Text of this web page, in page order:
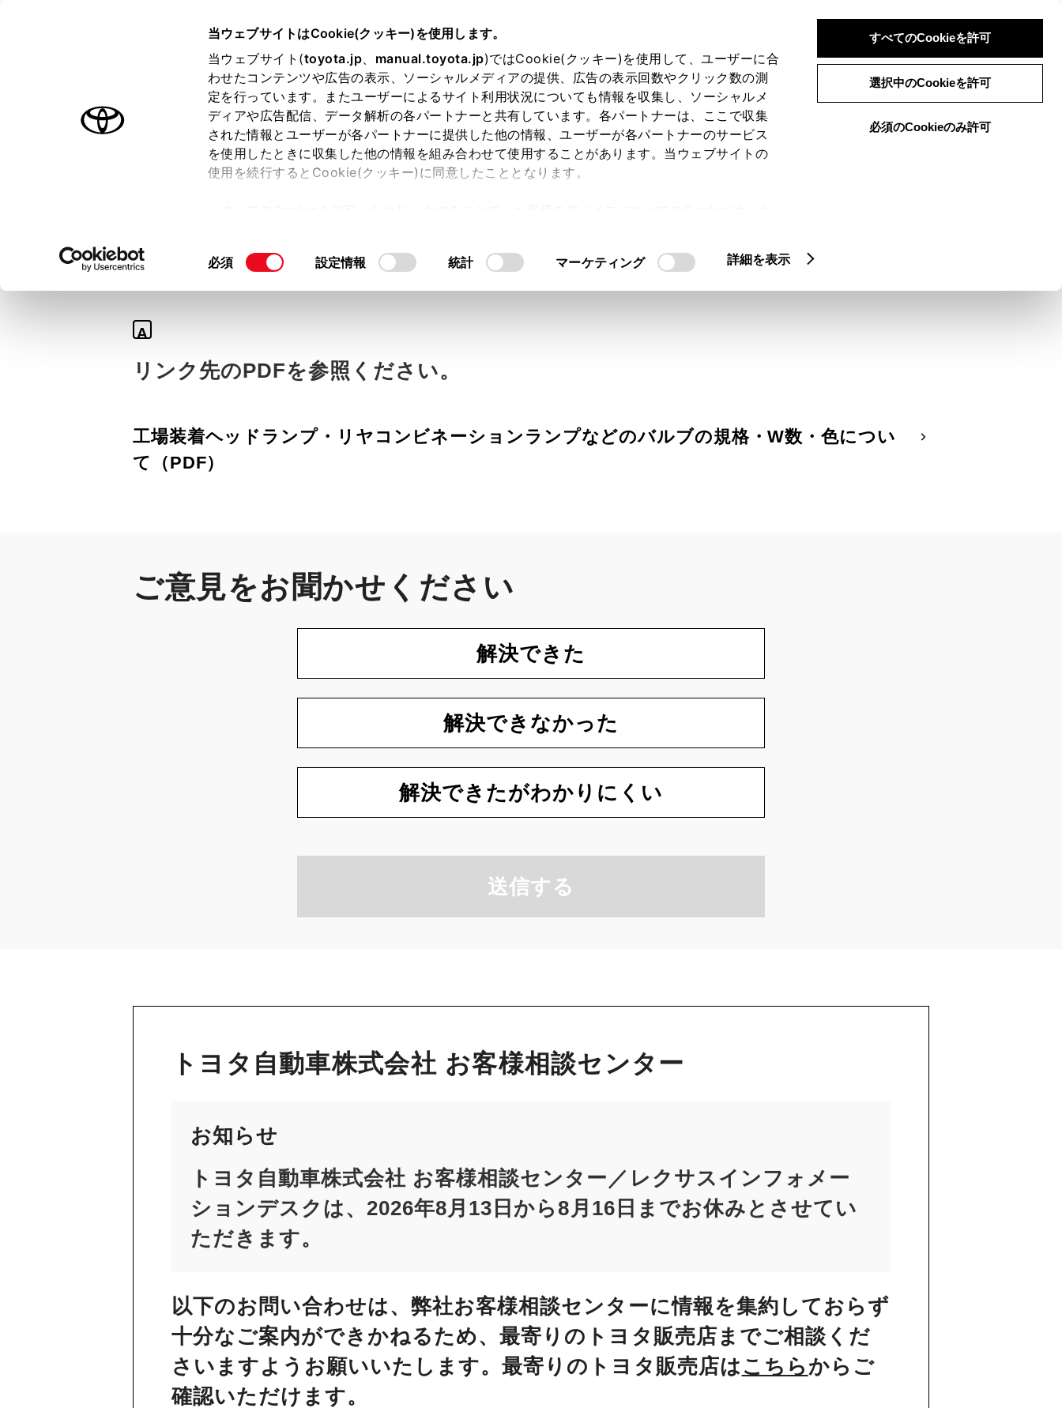
当ウェブサイトはCookie(クッキー)を使用します。
当ウェブサイト(toyota.jp、 manual.toyota.jp)ではCookie(クッキー)を使用して、ユーザーに合
わせたコンテンツや広告の表示、ソーシャルメディアの提供、広告の表示回数やクリック数の測
定を行っています。またユーザーによるサイト利用状況についても情報を収集し、ソーシャルメ
ディアや広告配信、データ解析の各パートナーと共有しています。各パートナーは、ここで収集
された情報とユーザーが各パートナーに提供した他の情報、ユーザーが各パートナーのサービス
を使用したときに収集した他の情報を組み合わせて使用することがあります。当ウェブサイトの
使用を続行するとCookie(クッキー)に同意したこととなります。
て」をご覧ください。
同
必須 設定情報 統計 マーケティング 詳細を表示
すべてのCookieを許可
選択中のCookieを許可
必須のCookieのみ許可
ログイン 検索 メニュー
オーナーサポート トピックス
ションランプなどのバルブの規格・W数・色を教えて。
A
リンク先のPDFを参照ください。
工場装着ヘッドランプ・リヤコンビネーションランプなどのバルブの規格・W数・色につい
て（PDF）
ご意見をお聞かせください
解決できた
解決できなかった
解決できたがわかりにくい
送信する
トヨタ自動車株式会社 お客様相談センター
お知らせ
トヨタ自動車株式会社 お客様相談センター／レクサスインフォメー
ションデスクは、2026年8月13日から8月16日までお休みとさせてい
ただきます。
以下のお問い合わせは、弊社お客様相談センターに情報を集約しておらず
十分なご案内ができかねるため、最寄りのトヨタ販売店までご相談くだ
さいますようお願いいたします。最寄りのトヨタ販売店は こちら からご
確認いただけます。